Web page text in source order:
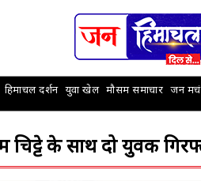
हिमाचल दर्शन युवा खेल मौसम समाचार जन मचं
चिट्टे के साथ दो युवक